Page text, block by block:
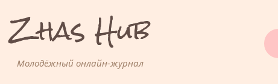
Zhas Hub
Молодёжный онлайн-журнал